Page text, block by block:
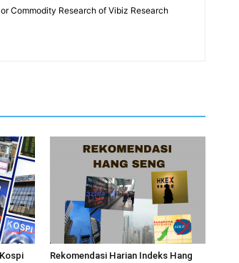
Commodity Research of Vibiz Research
Rekomendasi Harian Indeks Hang